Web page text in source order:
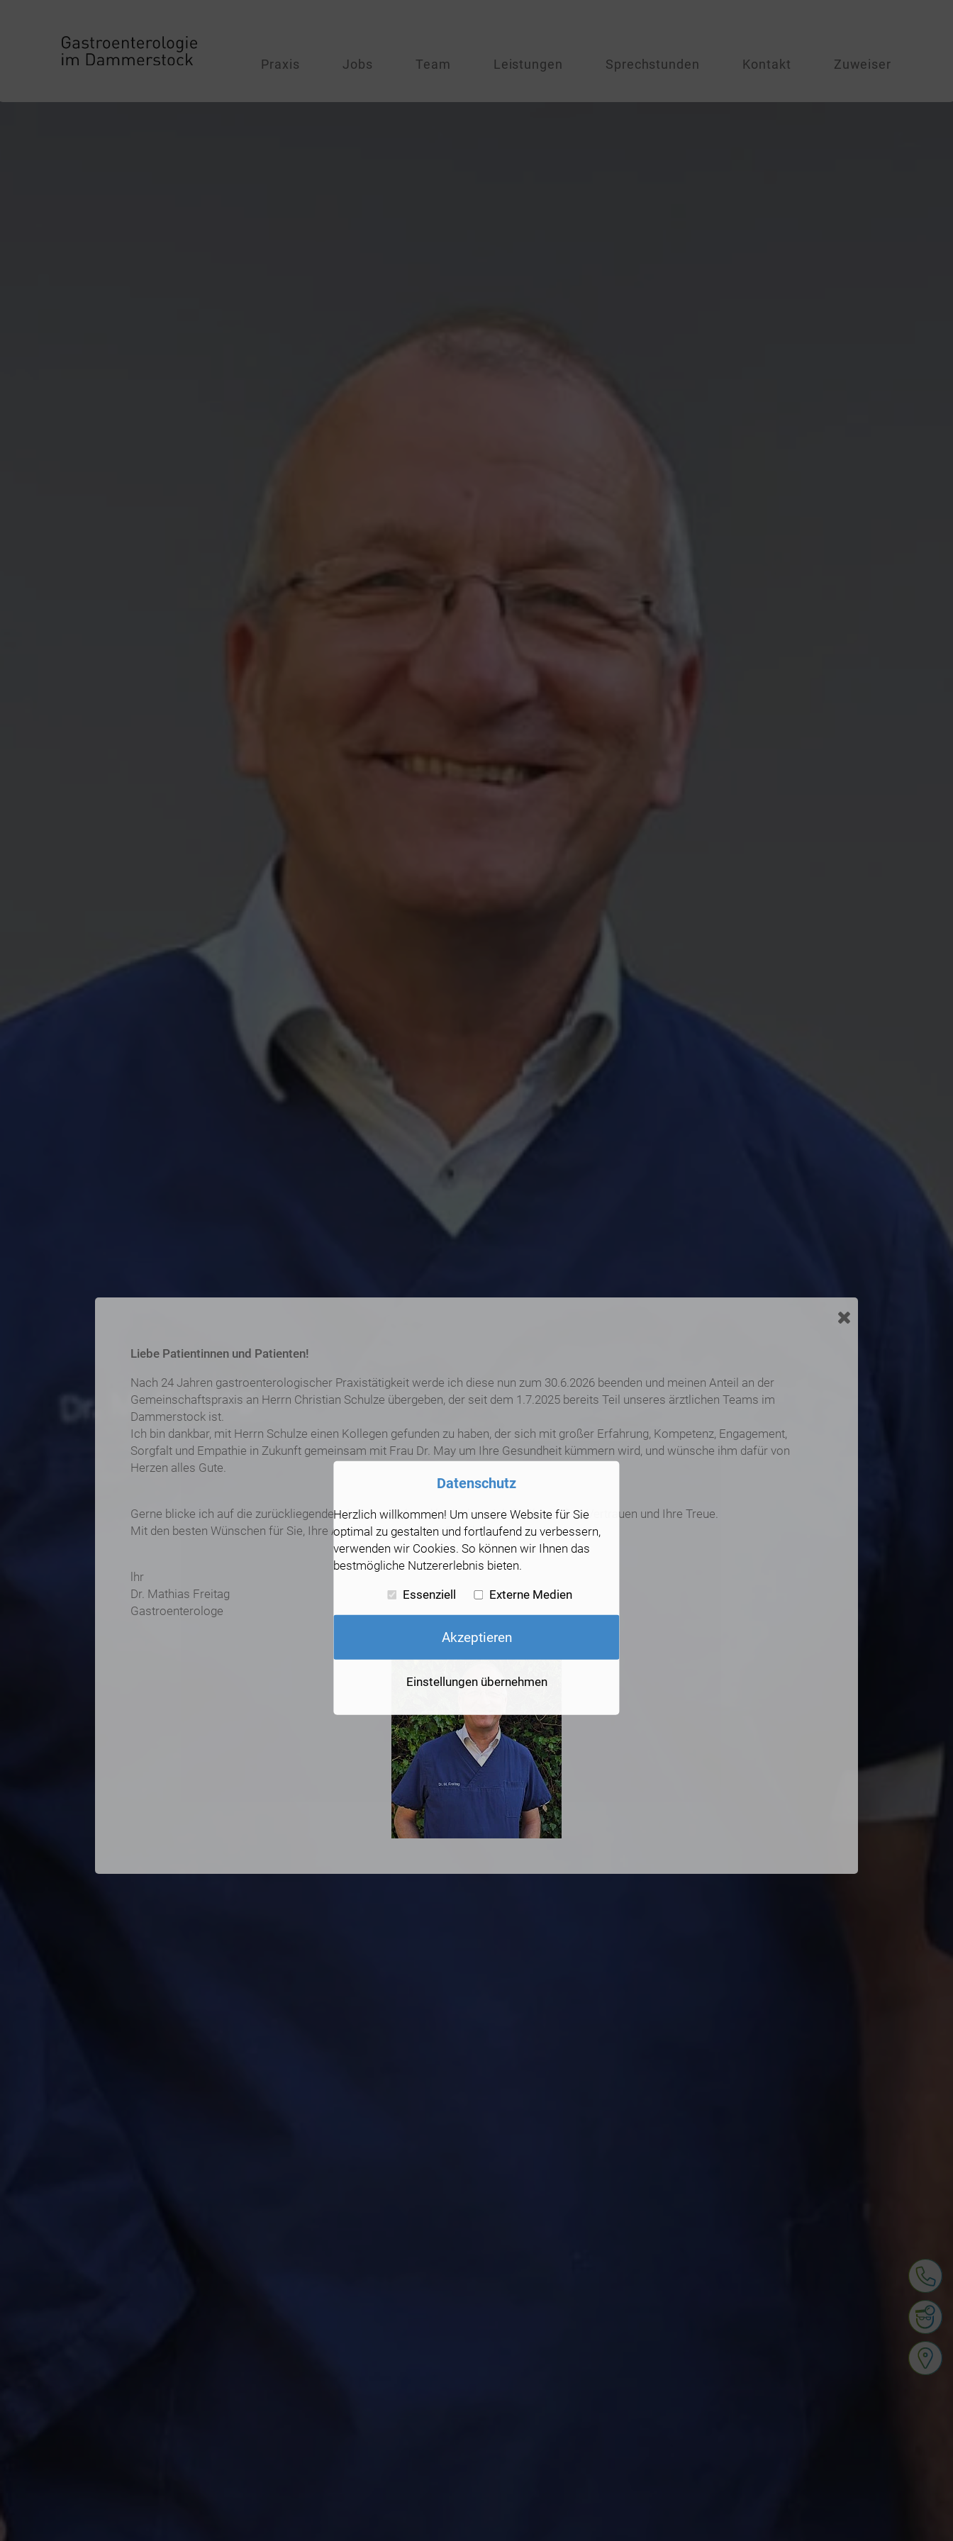
Praxis Jobs Team Leistungen Sprechstunden Kontakt Zuweiser
Datenschutz
Herzlich willkommen! Um unsere Website für Sie
optimal zu gestalten und fortlaufend zu verbessern,
verwenden wir Cookies. So können wir Ihnen das
bestmögliche Nutzererlebnis bieten.
Essenziell Externe Medien
Akzeptieren
Einstellungen übernehmen
Liebe Patientinnen und Patienten!
Nach 24 Jahren gastroenterologischer Praxistätigkeit werde ich diese nun zum 30.6.2026 beenden und meinen Anteil an der
Gemeinschaftspraxis an Herrn Christian Schulze übergeben, der seit dem 1.7.2025 bereits Teil unseres ärztlichen Teams im
Dammerstock ist.
Ich bin dankbar, mit Herrn Schulze einen Kollegen gefunden zu haben, der sich mit großer Erfahrung, Kompetenz, Engagement,
Sorgfalt und Empathie in Zukunft gemeinsam mit Frau Dr. May um Ihre Gesundheit kümmern wird, und wünsche ihm dafür von
Herzen alles Gute.
Gerne blicke ich auf die zurückliegenden Jahre zurück und bedanke mich für Ihr großes Vertrauen und Ihre Treue.
Mit den besten Wünschen für Sie, Ihre Angehörigen und lhre Familien
lhr
Dr. Mathias Freitag
Gastroenterologe